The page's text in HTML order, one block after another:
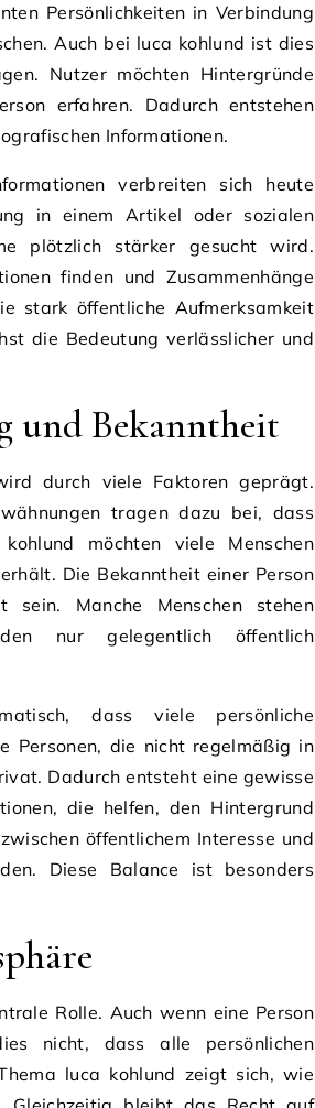
Persönlichkeiten in Verbindung
Auch bei luca kohlund ist dies
Nutzer möchten Hintergründe
erfahren. Dadurch entstehen
Informationen.
verbreiten sich heute
in einem Artikel oder sozialen
plötzlich stärker gesucht wird.
finden und Zusammenhänge
stark öffentliche Aufmerksamkeit
die Bedeutung verlässlicher und
und Bekanntheit
durch viele Faktoren geprägt.
tragen dazu bei, dass
möchten viele Menschen
Die Bekanntheit einer Person
sein. Manche Menschen stehen
nur gelegentlich öffentlich
dass viele persönliche
Personen, die nicht regelmäßig in
Dadurch entsteht eine gewisse
die helfen, den Hintergrund
öffentlichem Interesse und
Diese Balance ist besonders
Rolle. Auch wenn eine Person
nicht, dass alle persönlichen
luca kohlund zeigt sich, wie